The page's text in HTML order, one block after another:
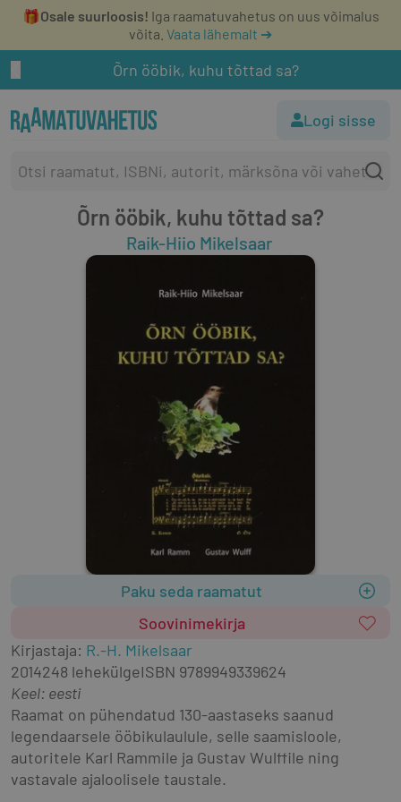
🎁Osale suurloosis! Iga raamatuvahetus on uus võimalus
võita. Vaata lähemalt ➔
Õrn ööbik, kuhu tõttad sa?
Logi sisse
Õrn ööbik, kuhu tõttad sa?
Raik-Hiio Mikelsaar
Paku seda raamatut
Soovinimekirja
Kirjastaja: R.-H. Mikelsaar
2014248 lehekülgeISBN 9789949339624
Keel: eesti
Raamat on pühendatud 130-aastaseks saanud
legendaarsele ööbikulaulule, selle saamisloole,
autoritele Karl Rammile ja Gustav Wulffile ning
vastavale ajaloolisele taustale.